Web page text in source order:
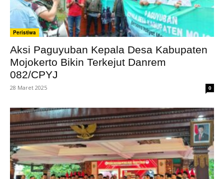
Peristiwa
Aksi Paguyuban Kepala Desa Kabupaten
Mojokerto Bikin Terkejut Danrem
082/CPYJ
28 Maret 2025 0